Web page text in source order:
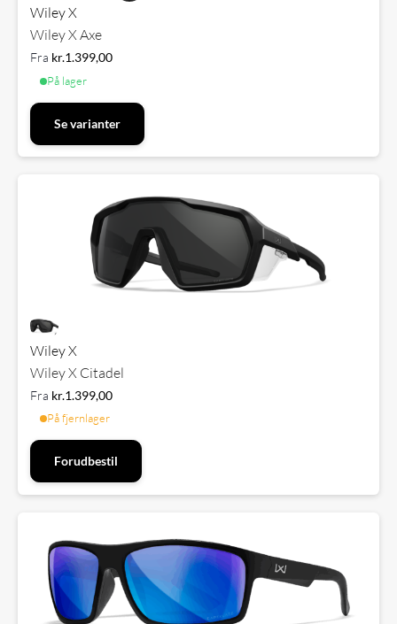
Wiley X
Wiley X Axe
Fra kr.1.399,00
På lager
Se varianter
Wiley X
Wiley X Citadel
Fra kr.1.399,00
På fjernlager
Forudbestil